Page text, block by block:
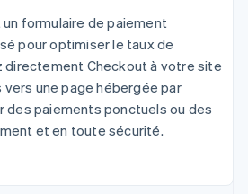
évolutions
voyages et
et
à but
lucratif
aux
en ligne
de code
des développeurs
l'API
notre équipe
partenaire
formulaire de paiement
pour optimiser le taux de
directement Checkout à votre site
une page hébergée par
des paiements ponctuels ou des
et en toute sécurité.